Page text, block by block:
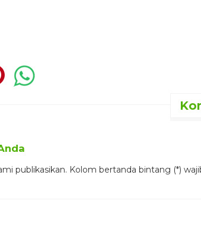
publikasikan. Kolom bertanda bintang (*)